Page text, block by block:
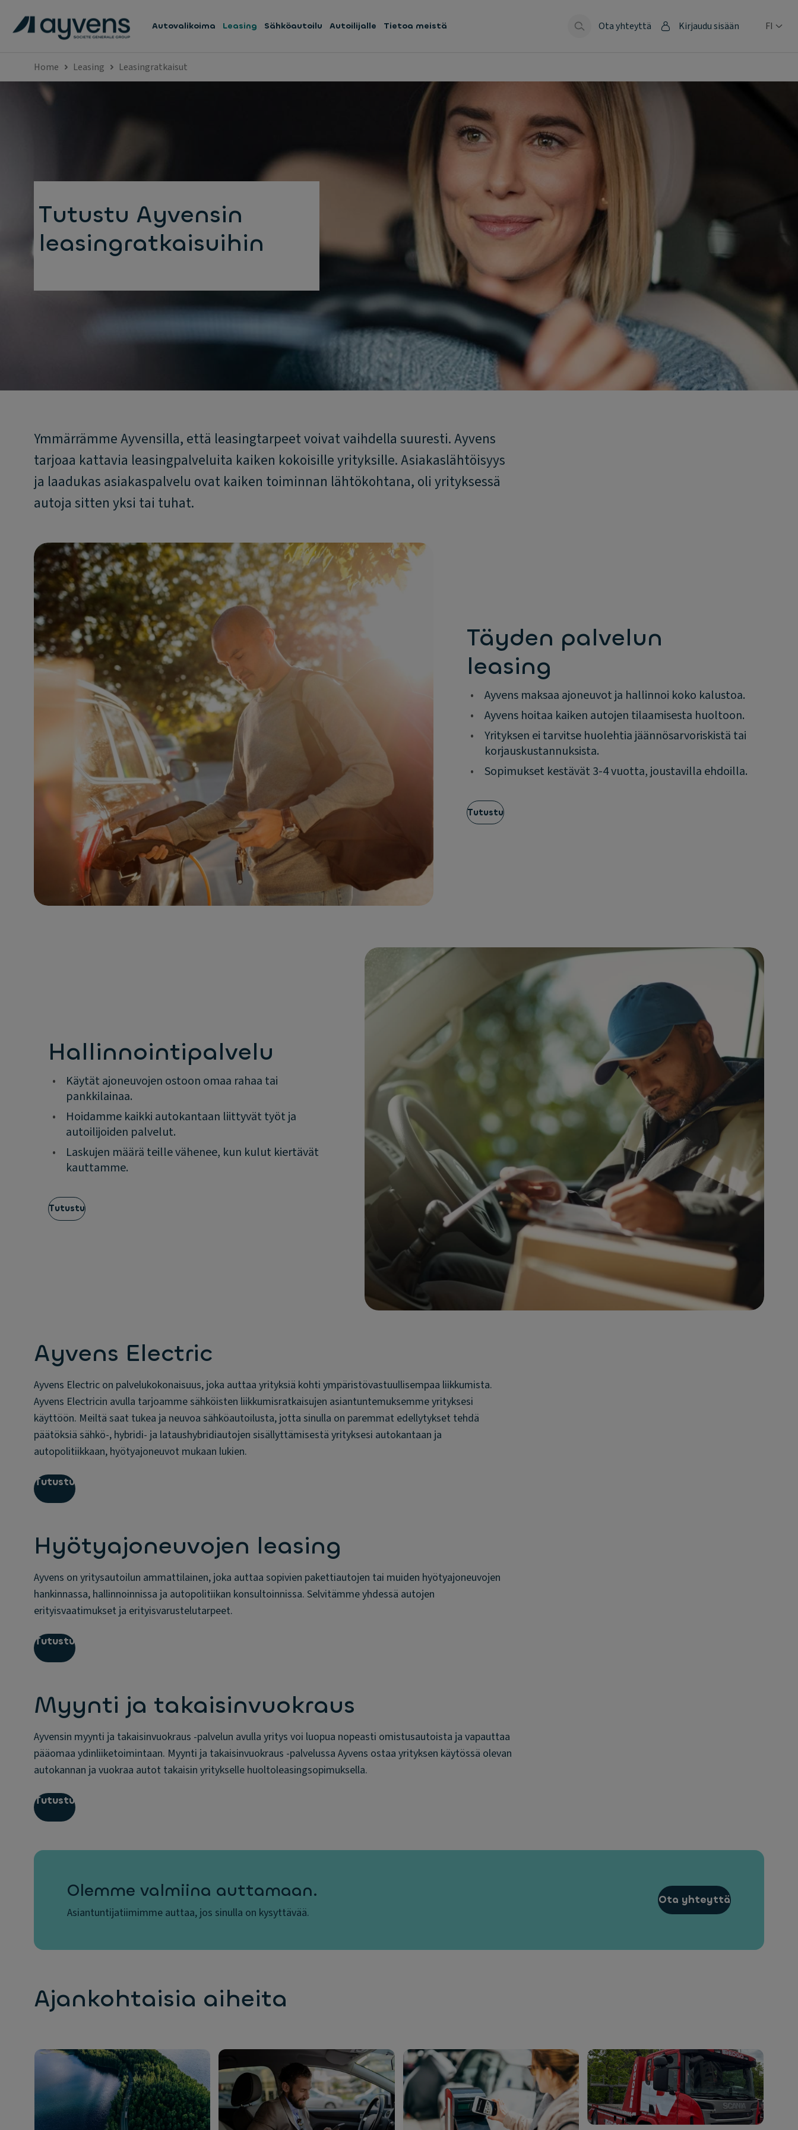
Autovalikoima Leasing Sähköautoilu Autoilijalle Tietoa meistä Ota yhteyttä Kirjaudu sisään FI
Home Leasing Leasingratkaisut
Tutustu Ayvensin
leasingratkaisuihin
Ymmärrämme Ayvensilla, että leasingtarpeet voivat vaihdella suuresti. Ayvens
tarjoaa kattavia leasingpalveluita kaiken kokoisille yrityksille. Asiakaslähtöisyys
ja laadukas asiakaspalvelu ovat kaiken toiminnan lähtökohtana, oli yrityksessä
autoja sitten yksi tai tuhat.
Täyden palvelun
leasing
•
Ayvens maksaa ajoneuvot ja hallinnoi koko kalustoa.
•
Ayvens hoitaa kaiken autojen tilaamisesta huoltoon.
•
Yrityksen ei tarvitse huolehtia jäännösarvoriskistä tai
korjauskustannuksista.
•
Sopimukset kestävät 3-4 vuotta, joustavilla ehdoilla.
Tutustu
Hallinnointipalvelu
•
Käytät ajoneuvojen ostoon omaa rahaa tai
pankkilainaa.
•
Hoidamme kaikki autokantaan liittyvät työt ja
autoilijoiden palvelut.
•
Laskujen määrä teille vähenee, kun kulut kiertävät
kauttamme.
Tutustu
Ayvens Electric
Ayvens Electric on palvelukokonaisuus, joka auttaa yrityksiä kohti ympäristövastuullisempaa liikkumista.
Ayvens Electricin avulla tarjoamme sähköisten liikkumisratkaisujen asiantuntemuksemme yrityksesi
käyttöön. Meiltä saat tukea ja neuvoa sähköautoilusta, jotta sinulla on paremmat edellytykset tehdä
päätöksiä sähkö-, hybridi- ja lataushybridiautojen sisällyttämisestä yrityksesi autokantaan ja
autopolitiikkaan, hyötyajoneuvot mukaan lukien.
Tutustu
Hyötyajoneuvojen leasing
Ayvens on yritysautoilun ammattilainen, joka auttaa sopivien pakettiautojen tai muiden hyötyajoneuvojen
hankinnassa, hallinnoinnissa ja autopolitiikan konsultoinnissa. Selvitämme yhdessä autojen
erityisvaatimukset ja erityisvarustelutarpeet.
Tutustu
Myynti ja takaisinvuokraus
Ayvensin myynti ja takaisinvuokraus -palvelun avulla yritys voi luopua nopeasti omistusautoista ja vapauttaa
pääomaa ydinliiketoimintaan. Myynti ja takaisinvuokraus -palvelussa Ayvens ostaa yrityksen käytössä olevan
autokannan ja vuokraa autot takaisin yritykselle huoltoleasingsopimuksella.
Tutustu
Olemme valmiina auttamaan.
Asiantuntijatiimimme auttaa, jos sinulla on kysyttävää.
Ota yhteyttä
Ajankohtaisia aiheita